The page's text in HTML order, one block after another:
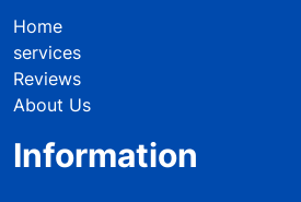
Home
services
Reviews
About Us
Information